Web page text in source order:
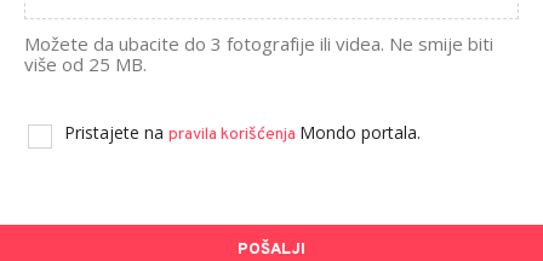
Možete da ubacite do 3 fotografije ili videa. Ne smije biti
više od 25 MB.
Pristajete na pravila korišćenja Mondo portala.
POŠALJI